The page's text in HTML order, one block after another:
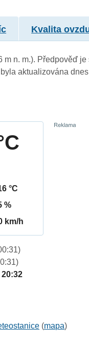
Kvalita
m n. m.). Předpověď
aktualizována
°C
%
km/h
20:32
(mapa)